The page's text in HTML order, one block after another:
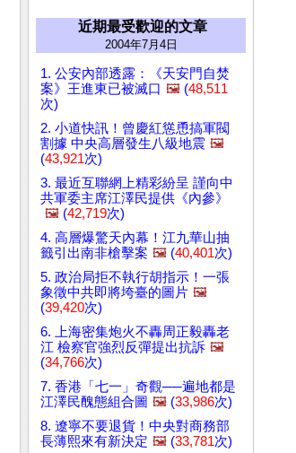
近期最受歡迎的文章
2004年7月4日
1. 公安內部透露：《天安門自焚
案》王進東已被滅口 🖼️ (48,511
次)
2. 小道快訊！曾慶紅慫恿搞軍閥
割據 中央高層發生八級地震 🖼️
(43,921次)
3. 最近互聯網上精彩紛呈 謹向中
共軍委主席江澤民提供《內參》
🖼️ (42,719次)
4. 高層爆驚天內幕！江九華山抽
籤引出南非槍擊案 🖼️ (40,401次)
5. 政治局拒不執行胡指示！一張
象徵中共即將垮臺的圖片 🖼️
(39,420次)
6. 上海密集炮火不轟周正毅轟老
江 檢察官強烈反彈提出抗訴 🖼️
(34,766次)
7. 香港「七一」奇觀──遍地都是
江澤民醜態組合圖 🖼️ (33,986次)
8. 遼寧不要退貨！中央對商務部
長薄熙來有新決定 🖼️ (33,781次)